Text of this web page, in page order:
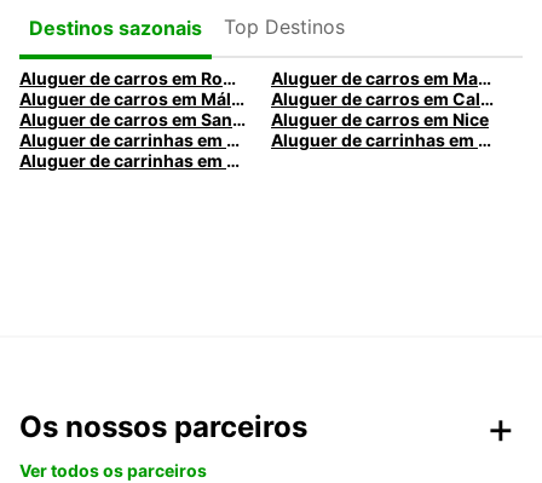
Destinos sazonais
Top Destinos
Aluguer de carros em Roma
Aluguer de carros em Madrid
Aluguer de carros em Málaga
Aluguer de carros em Caldas da Rainha
Aluguer de carros em Santa Maria da Feira
Aluguer de carros em Nice
Aluguer de carrinhas em Nice
Aluguer de carrinhas em Santa Maria da Feira
Aluguer de carrinhas em Caldas da Rainha
Os nossos parceiros
Ver todos os parceiros